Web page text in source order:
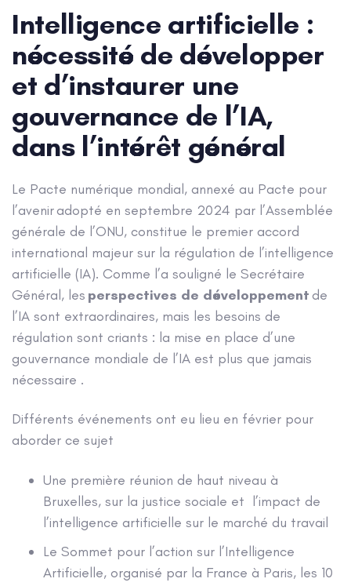
Intelligence artificielle :
nécessité de développer
et d’instaurer une
gouvernance de l’IA,
dans l’intérêt général
Le Pacte numérique mondial, annexé au Pacte pour
l’avenir adopté en septembre 2024 par l’Assemblée
générale de l’ONU, constitue le premier accord
international majeur sur la régulation de l’intelligence
artificielle (IA). Comme l’a souligné le Secrétaire
Général, les perspectives de développement de
l’IA sont extraordinaires, mais les besoins de
régulation sont criants : la mise en place d’une
gouvernance mondiale de l’IA est plus que jamais
nécessaire .
Différents événements ont eu lieu en février pour
aborder ce sujet
Une première réunion de haut niveau à
Bruxelles, sur la justice sociale et l’impact de
l’intelligence artificielle sur le marché du travail
Le Sommet pour l’action sur l’Intelligence
Artificielle, organisé par la France à Paris, les 10